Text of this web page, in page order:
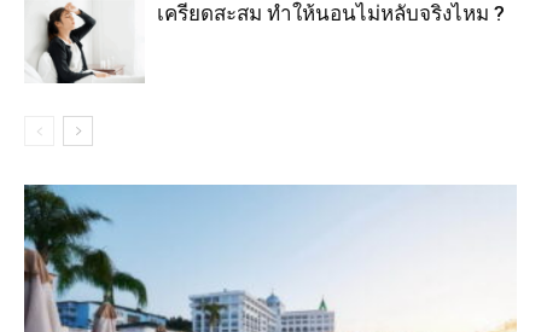
เครียดสะสม ทำให้นอนไม่หลับจริงไหม ?